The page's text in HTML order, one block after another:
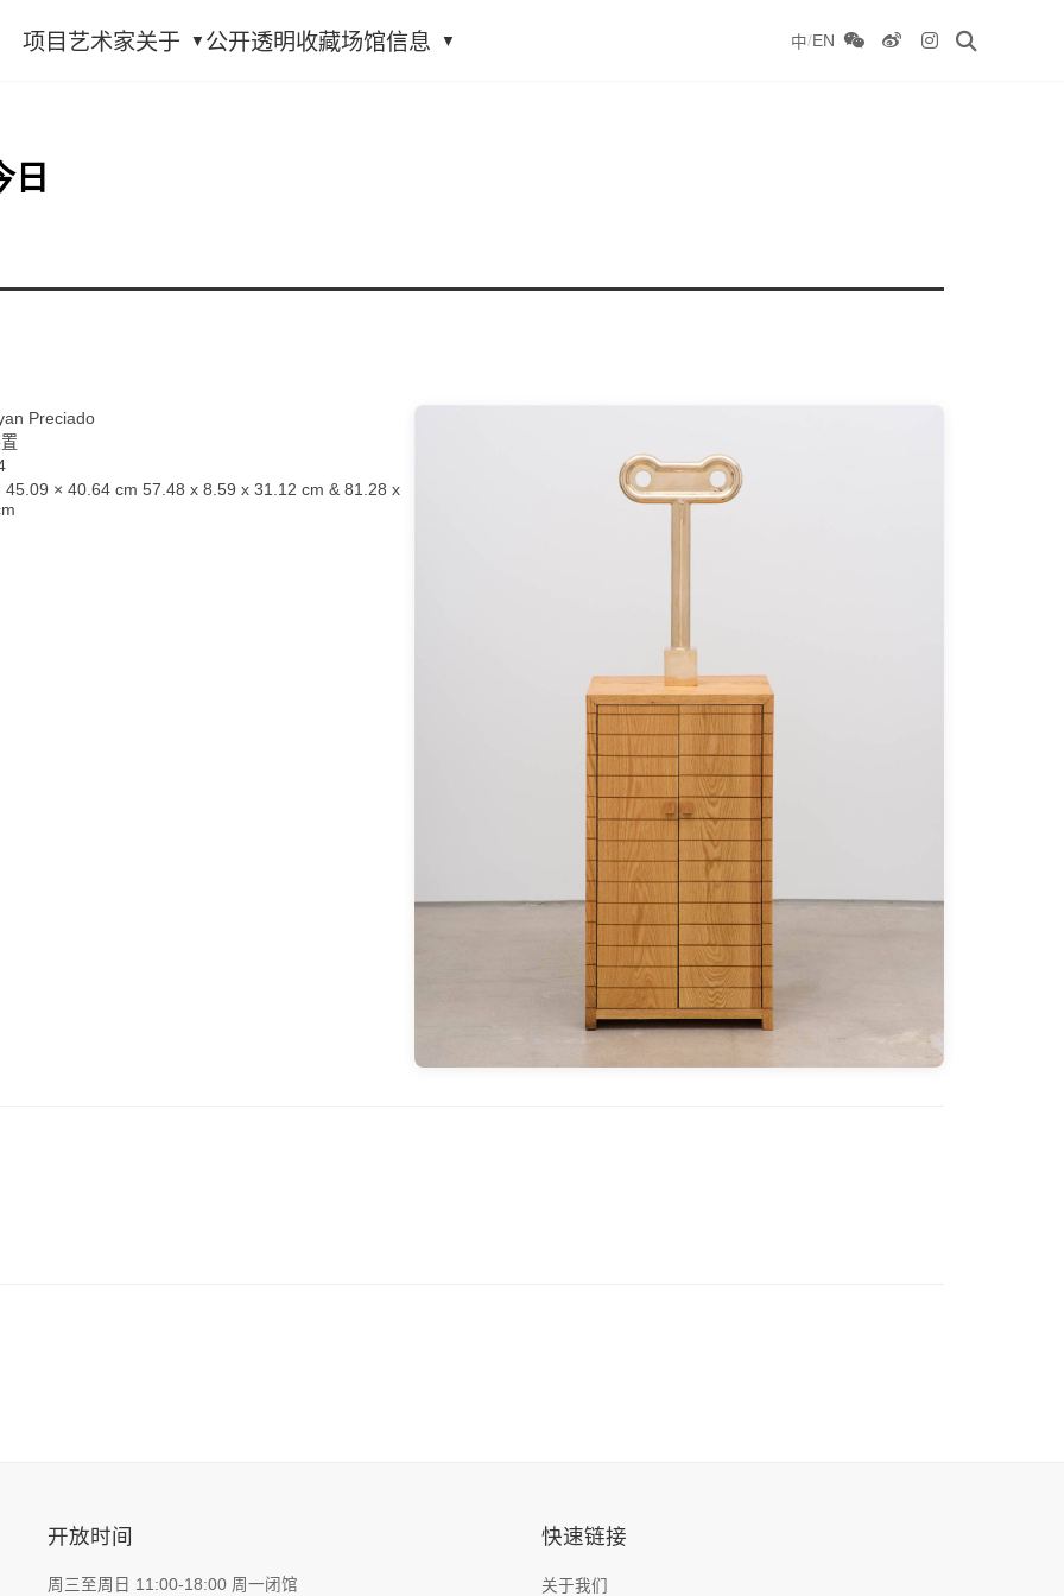
项目 艺术家关于 公开透明收藏场馆信息 中/EN
日
Preciado
45.09 × 40.64 cm 57.48 x 8.59 x 31.12 cm & 81.28 x
开放时间
周三至周日 11:00-18:00 周一闭馆
快速链接
关于我们